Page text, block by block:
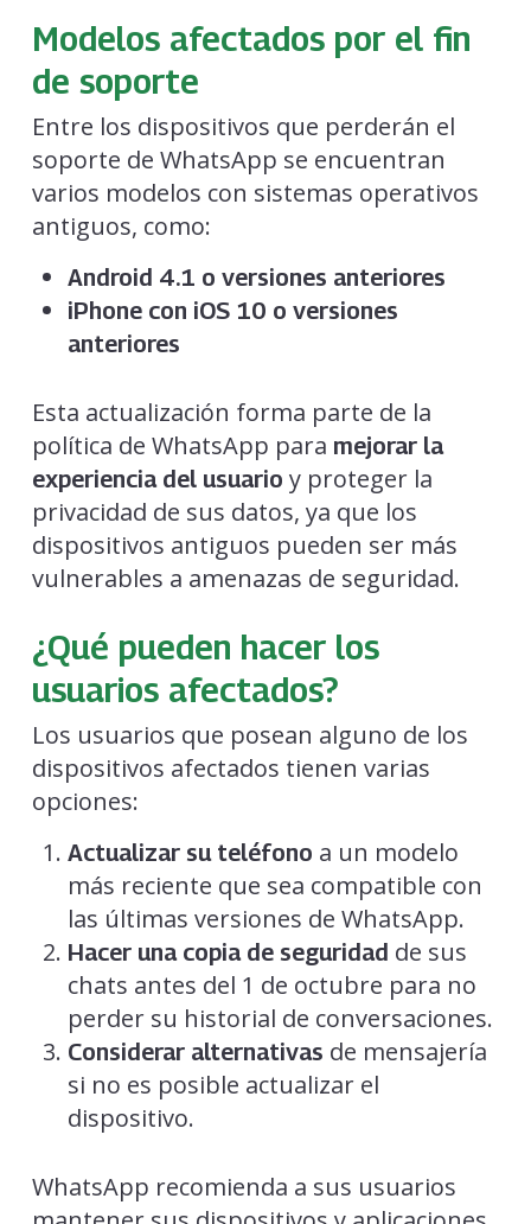
Modelos afectados por el fin
de soporte
Entre los dispositivos que perderán el
soporte de WhatsApp se encuentran
varios modelos con sistemas operativos
antiguos, como:
Android 4.1 o versiones anteriores
iPhone con iOS 10 o versiones
anteriores
Esta actualización forma parte de la
política de WhatsApp para mejorar la
experiencia del usuario y proteger la
privacidad de sus datos, ya que los
dispositivos antiguos pueden ser más
vulnerables a amenazas de seguridad.
¿Qué pueden hacer los
usuarios afectados?
Los usuarios que posean alguno de los
dispositivos afectados tienen varias
opciones:
Actualizar su teléfono a un modelo
más reciente que sea compatible con
las últimas versiones de WhatsApp.
Hacer una copia de seguridad de sus
chats antes del 1 de octubre para no
perder su historial de conversaciones.
Considerar alternativas de mensajería
si no es posible actualizar el
dispositivo.
WhatsApp recomienda a sus usuarios